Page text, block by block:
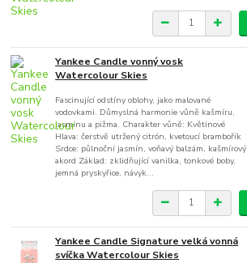
Yankee Candle vonný vosk
Watercolour Skies
Fascinující odstíny oblohy, jako malované
vodovkami. Důmyslná harmonie vůně kašmíru,
jasmínu a pižma. Charakter vůně: Květinové
Hlava: čerstvě utržený citrón, kvetoucí brambořík
Srdce: půlnoční jasmín, voňavý balzám, kašmírový
akord Základ: zklidňující vanilka, tonkové boby,
jemná pryskyřice, návyk...
Yankee Candle Signature velká vonná
svíčka Watercolour Skies